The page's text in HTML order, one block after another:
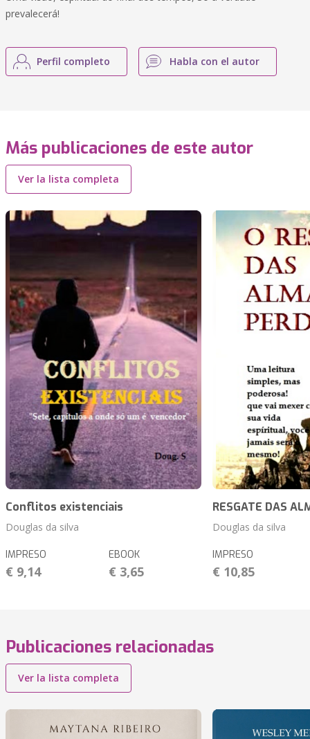
prevalecerá!
Perfil completo Habla con el autor
Más publicaciones de este autor
Ver la lista completa
Conflitos existenciais
Douglas da silva
IMPRESO
€ 9,14
EBOOK
€ 3,65
RESGATE DAS
Douglas da silva
IMPRESO
€ 10,85
Publicaciones relacionadas
Ver la lista completa